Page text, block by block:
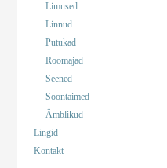
Limused
Linnud
Putukad
Roomajad
Seened
Soontaimed
Ämblikud
Lingid
Kontakt